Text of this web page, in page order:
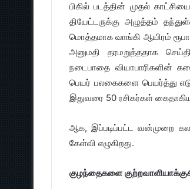
பிகில் படத்தின் முதல்
தியேட்டருக்கு அழுத்தம்
மொத்தமாக வாங்கி ஆயிரம்
அனுமதி தரமறுத்ததாக
நடைபாதை வியாபாரிகளின்
பெயர் பலகைகளை பெயர்த்து
இதுவரை 50 ரசிகர்கள்
ஆக, இப்படிப்பட்ட வன்முறை
கேள்வி எழுகிறது.
குழந்தைகளை